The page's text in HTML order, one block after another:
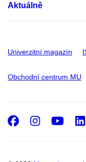
Aktuálně
Univerzitní magazín
Obchodní centrum MU
Facebook